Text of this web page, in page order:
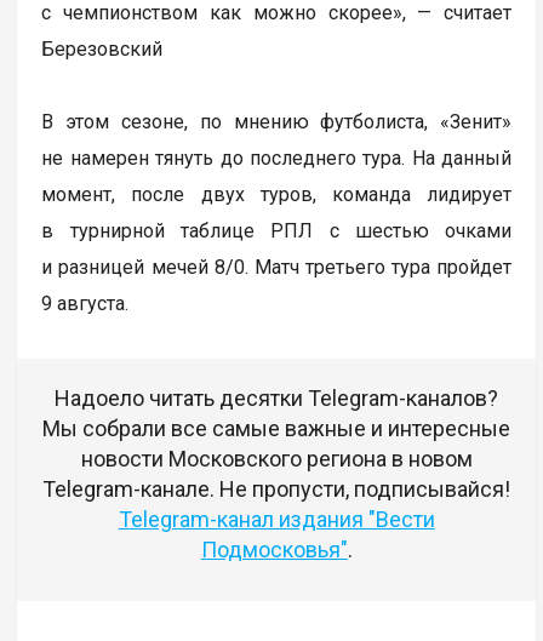
с чемпионством как можно скорее», — считает
Березовский
В этом сезоне, по мнению футболиста, «Зенит»
не намерен тянуть до последнего тура. На данный
момент, после двух туров, команда лидирует
в турнирной таблице РПЛ с шестью очками
и разницей мечей 8/0. Матч третьего тура пройдет
9 августа.
Надоело читать десятки Telegram-каналов?
Мы собрали все самые важные и интересные
новости Московского региона в новом
Telegram-канале. Не пропусти, подписывайся!
Telegram-канал издания "Вести
Подмосковья".